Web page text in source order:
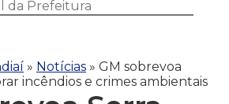
» Notícias » GM sobrevoa
incêndios e crimes ambientais